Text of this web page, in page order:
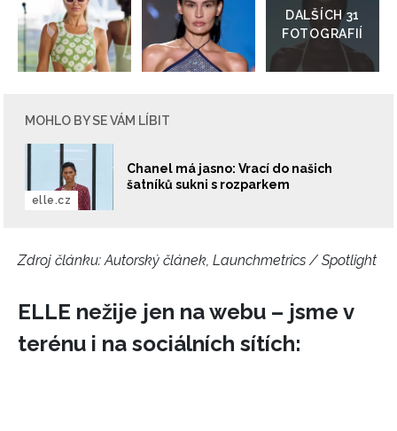
podmínkami společnosti BurdaMedia Extra s.r.o.
potvrzujete, že jste se seznámili se
Zásadami
ochrany soukromí- BurdaMedia Extra s.r.o. bude s
Vašimi údaji pracovat zejména k organizaci a
zpracováním údajů k tomuto účelu podleZásad ochrany
soukromí BurdaMedia Extra s.r.o., zaškrtněte toto pole.
galerie
MOHLO BY SE VÁM LÍBIT
Chanel má jasno: Vrací do našich
šatníků sukni s rozparkem
elle.cz
Zdroj článku: Autorský článek, Launchmetrics / Spotlight
ELLE nežije jen na webu – jsme v
terénu i na sociálních sítích: